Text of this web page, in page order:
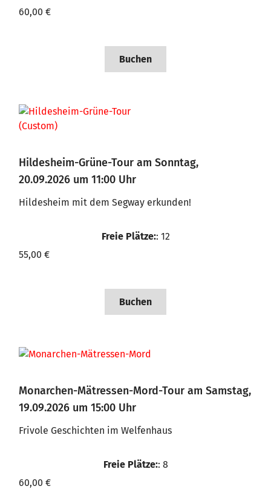
60,00 €
Buchen
Hildesheim-Grüne-Tour am Sonntag,
20.09.2026 um 11:00 Uhr
Hildesheim mit dem Segway erkunden!
Freie Plätze:: 12
55,00 €
Buchen
Monarchen-Mätressen-Mord-Tour am Samstag,
19.09.2026 um 15:00 Uhr
Frivole Geschichten im Welfenhaus
Freie Plätze:: 8
60,00 €